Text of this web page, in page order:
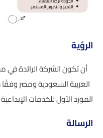
الرؤية
أن تكون الشركة الرائدة
العربية السعودية ومصر
المورد الأول للخدمات
الرسالة